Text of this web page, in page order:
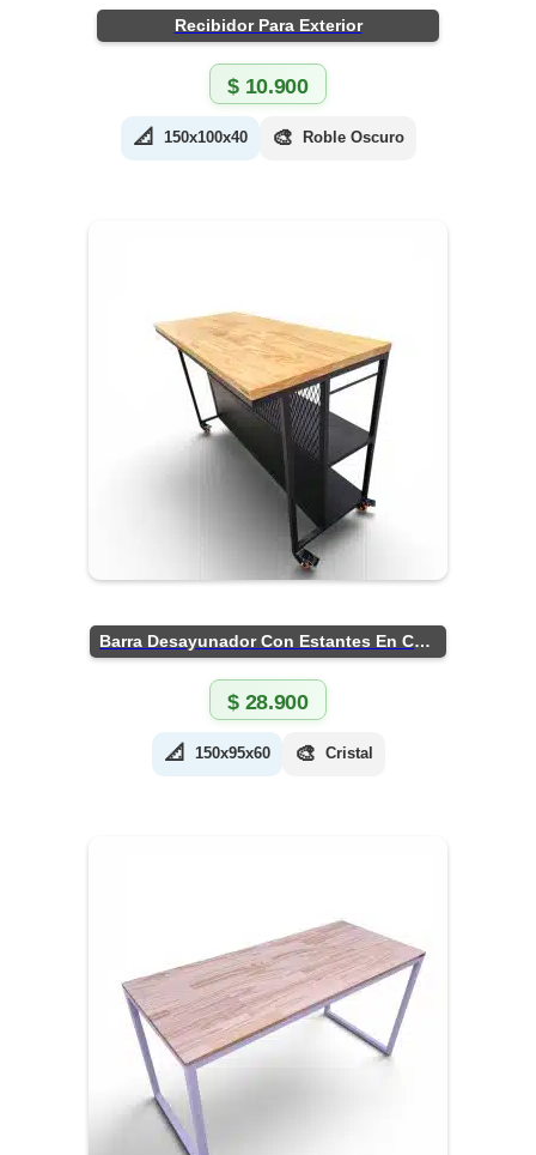
Recibidor Para Exterior
$10.900
📐 150x100x40 🎨 Roble Oscuro
Barra Desayunador Con Estantes En Chapa
$28.900
📐 150x95x60 🎨 Cristal